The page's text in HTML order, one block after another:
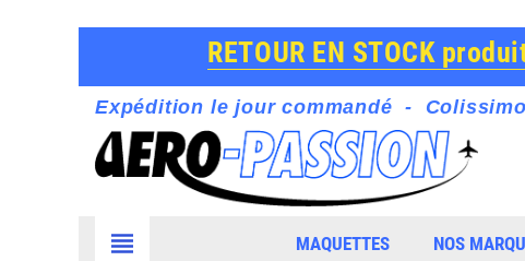
RETOUR EN STOCK
Expédition le jour commandé - Colissimo
view_headline MAQUETTES NOS